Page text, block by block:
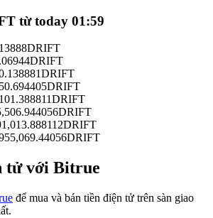
từ today 01:59
DRIFT
DRIFT
DRIFT
DRIFT
DRIFT
DRIFT
DRIFT
DRIFT
tử với Bitrue
để mua và bán tiền điện tử trên sàn giao